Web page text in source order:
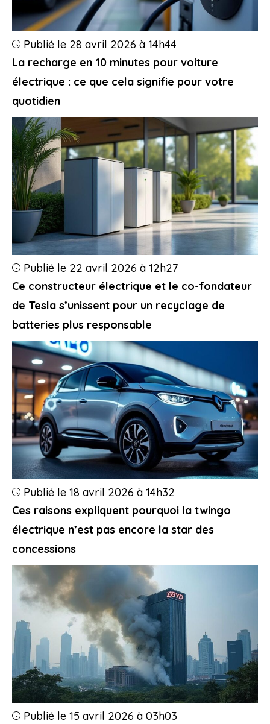
La recharge en 10 minutes pour voiture
électrique : ce que cela signifie pour votre
quotidien
Publié le 28 avril 2026 à 14h44
Ce constructeur électrique et le co-fondateur
de Tesla s’unissent pour un recyclage de
batteries plus responsable
Publié le 22 avril 2026 à 12h27
Ces raisons expliquent pourquoi la twingo
électrique n’est pas encore la star des
concessions
Publié le 18 avril 2026 à 14h32
Publié le 15 avril 2026 à 03h03